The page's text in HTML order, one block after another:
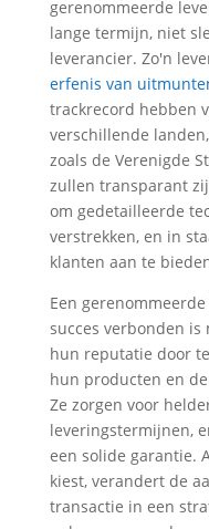
gerenommeerde
lange termijn, niet
leverancier. Zo'n
erfenis van
trackrecord hebben
verschillende
zoals de Verenigde
zullen transparant
om gedetailleerde
verstrekken, en in
klanten aan te
Een
succes verbonden is
hun reputatie door
hun producten en
Ze zorgen voor
leveringstermijnen,
een solide garantie.
kiest, verandert de
transactie in een